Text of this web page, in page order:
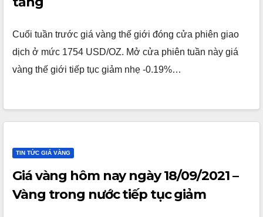
Cuối tuần trước giá vàng thế giới đóng cửa phiên giao
dịch ở mức 1754 USD/OZ. Mở cửa phiên tuần này giá
vàng thế giới tiếp tục giảm nhẹ -0.19%…
TIN TỨC GIÁ VÀNG
Giá vàng hôm nay ngày 18/09/2021 –
Vàng trong nước tiếp tục giảm